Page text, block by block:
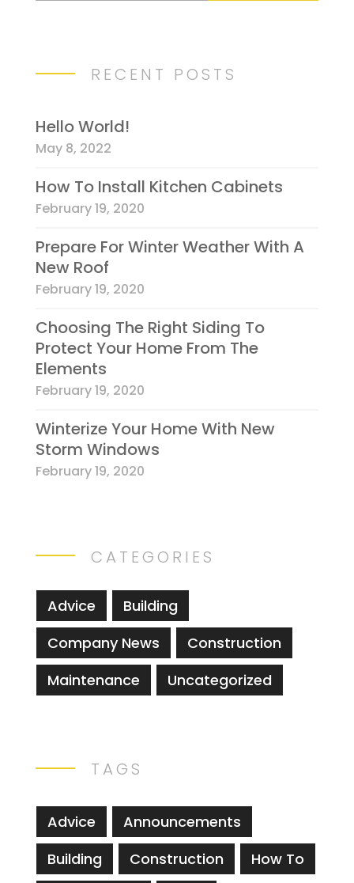
RECENT POSTS
Hello World!
May 8, 2022
How To Install Kitchen Cabinets
February 19, 2020
Prepare For Winter Weather With A
New Roof
February 19, 2020
Choosing The Right Siding To
Protect Your Home From The
Elements
February 19, 2020
Winterize Your Home With New
Storm Windows
February 19, 2020
CATEGORIES
Advice
Building
Company News
Construction
Maintenance
Uncategorized
TAGS
Advice
Announcements
Building
Construction
How To